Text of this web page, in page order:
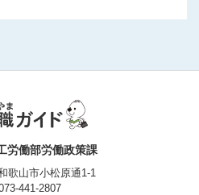
労働部労働政策課
歌山市小松原通1-1
441-2807